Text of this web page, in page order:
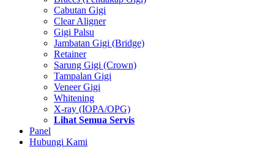
Cabutan Gigi
Clear Aligner
Gigi Palsu
Jambatan Gigi (Bridge)
Retainer
Sarung Gigi (Crown)
Tampalan Gigi
Veneer Gigi
Whitening
X-ray (IOPA/OPG)
Lihat Semua Servis
Panel
Hubungi Kami